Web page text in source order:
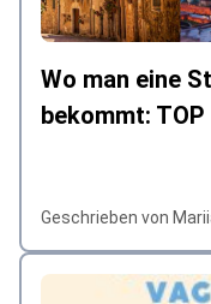
Wo man eine
bekommt:
Geschrieben von